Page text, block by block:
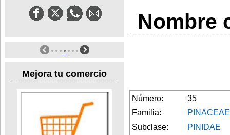
Mejora tu comercio
Nombre
Número:
35
Familia:
PINACEAE
Subclase:
PINIDAE